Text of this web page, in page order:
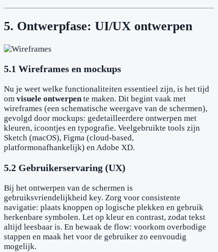
5. Ontwerpfase: UI/UX ontwerpen
5.1 Wireframes en mockups
Nu je weet welke functionaliteiten essentieel zijn, is het tijd
om visuele ontwerpente maken. Dit begint vaak met
wireframes (een schematische weergave van de schermen),
gevolgd door mockups: gedetailleerdere ontwerpen met
kleuren, icoontjes en typografie. Veelgebruikte tools zijn
Sketch (macOS), Figma (cloud-based,
platformonafhankelijk) en Adobe XD.
5.2 Gebruikerservaring (UX)
Bij het ontwerpen van de schermen is
gebruiksvriendelijkheid key. Zorg voor consistente
navigatie: plaats knoppen op logische plekken en gebruik
herkenbare symbolen. Let op kleur en contrast, zodat tekst
altijd leesbaar is. En bewaak de flow: voorkom overbodige
stappen en maak het voor de gebruiker zo eenvoudig
mogelijk.